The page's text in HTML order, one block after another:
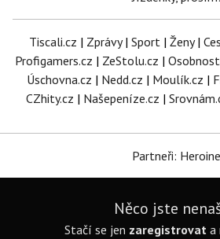
Tiscali.cz | Zprávy| Sport | Ženy|
Profigamers.cz | ZeStolu.cz |
Úschovna.cz | Nedd.cz | Moulík.cz |
CZhity.cz | Našepeníze.cz |
Partneři: Heroine
Něco jste
Stačí se jen zaregistrovat a